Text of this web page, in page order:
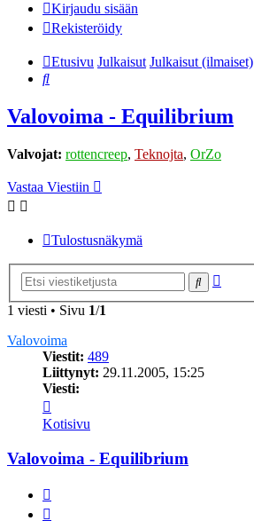
Kirjaudu sisään
Rekisteröidy
Etusivu Julkaisut Julkaisut (ilmaiset)
Etsi
Valovoima - Equilibrium
Valvojat: rottencreep, Teknojta, OrZo
Vastaa Viestiin
Tulostusnäkymä
Etsi
1 viesti • Sivu 1/1
Valovoima
Viestit: 489
Liittynyt: 29.11.2005, 15:25
Viesti:
Valovoima
Kotisivu
Valovoima - Equilibrium